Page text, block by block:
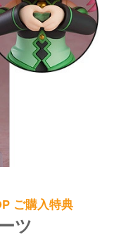
ご購入特典
ツ